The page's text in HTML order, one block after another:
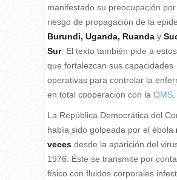
manifestado su preocupación
riesgo de propagación de la
Burundi, Uganda, Ruanda y
Sur. El texto también pide a
que fortalezcan sus capacidades
operativas para controlar la
en total cooperación con laOMS.
La República Democrática del
había sido golpeada por el ébola
vecesdesde la aparición del
1976. Éste se transmite por
físico con fluidos corporales